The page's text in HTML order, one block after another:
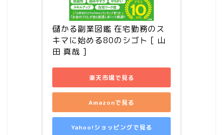
儲かる副業図鑑 在宅勤務のス
キマに始める80のシゴト [ 山
田 真哉 ]
楽天市場で見る
Amazonで見る
Yahoo!ショッピングで見る